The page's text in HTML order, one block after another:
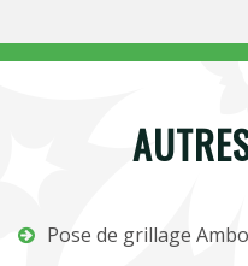
Pose de grillage